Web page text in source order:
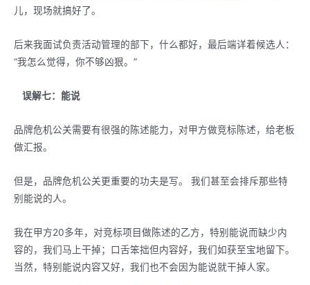
儿，现场就搞好了。
后来我面试负责活动管理的部下，什么都好，最后端详着候选人：
“我怎么觉得，你不够凶狠。”
误解七：能说
品牌危机公关需要有很强的陈述能力，对甲方做竞标陈述，给老板
做汇报。
但是，品牌危机公关更重要的功夫是写。 我们甚至会排斥那些特
别能说的人。
我在甲方20多年，对竞标项目做陈述的乙方，特别能说而缺少内
容的，我们马上干掉；口舌笨拙但内容好，我们如获至宝地留下。
当然，特别能说内容又好，我们也不会因为能说就干掉人家。